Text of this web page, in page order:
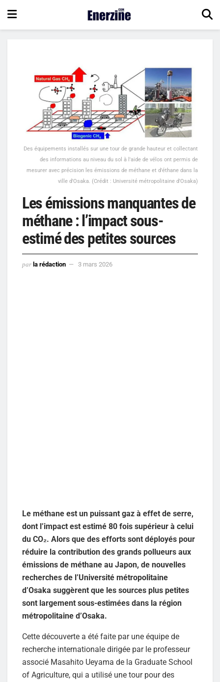
Des équipements installés sur une tour de grande hauteur et collectant
des informations au niveau du sol à l'aide de vélos ont permis de
mesurer avec précision les émissions de méthane et d'éthane dans la
ville d'Osaka. (Crédit : Université métropolitaine d'Osaka)
Les émissions manquantes de
méthane : l’impact sous-
estimé des petites sources
par la rédaction 3 mars 2026
Le méthane est un puissant gaz à effet de serre,
dont l’impact est estimé 80 fois supérieur à celui
du CO₂. Alors que des efforts sont déployés pour
réduire la contribution des grands pollueurs aux
émissions de méthane au Japon, de nouvelles
recherches de l’Université métropolitaine
d’Osaka suggèrent que les sources plus petites
sont largement sous-estimées dans la région
métropolitaine d’Osaka.
Cette découverte a été faite par une équipe de
recherche internationale dirigée par le professeur
associé Masahito Ueyama de la Graduate School
of Agriculture, qui a utilisé une tour pour des